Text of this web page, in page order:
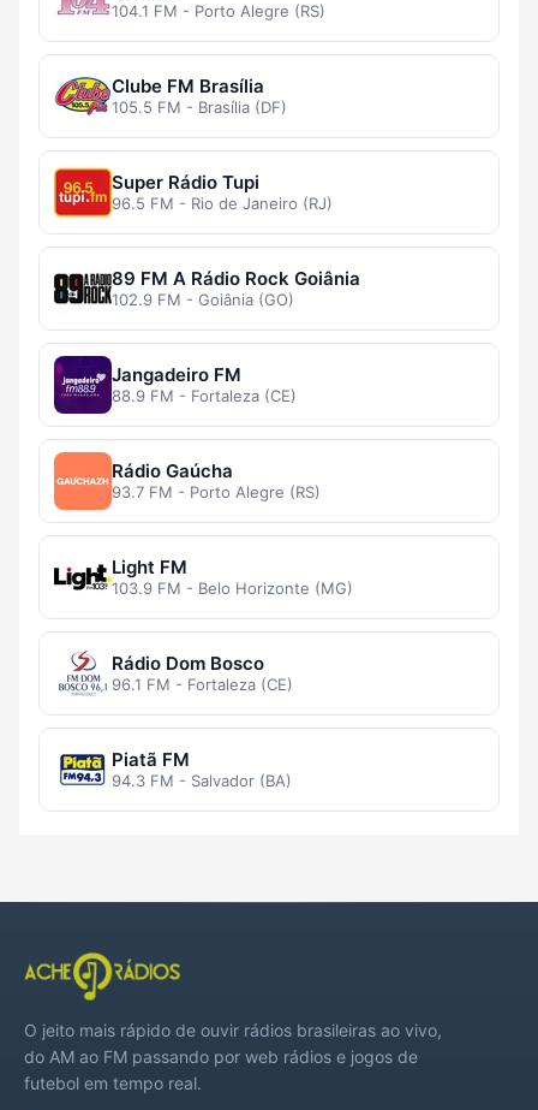
104.1 FM - Porto Alegre (RS)
Clube FM Brasília
105.5 FM - Brasília (DF)
Super Rádio Tupi
96.5 FM - Rio de Janeiro (RJ)
89 FM A Rádio Rock Goiânia
102.9 FM - Goiânia (GO)
Jangadeiro FM
88.9 FM - Fortaleza (CE)
Rádio Gaúcha
93.7 FM - Porto Alegre (RS)
Light FM
103.9 FM - Belo Horizonte (MG)
Rádio Dom Bosco
96.1 FM - Fortaleza (CE)
Piatã FM
94.3 FM - Salvador (BA)
O jeito mais rápido de ouvir rádios brasileiras ao vivo,
do AM ao FM passando por web rádios e jogos de
futebol em tempo real.